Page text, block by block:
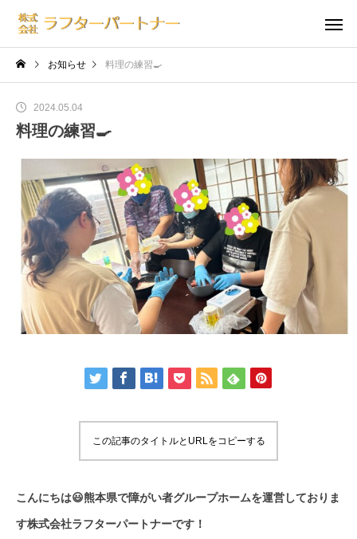
お知らせ 料理の練習🍳
料理の練習🍳
2024.05.04
この記事のタイトルとURLをコピーする
こんにちは😃熊本県で障がい者グループホームを運営しておりま
す株式会社ラフターパートナーです！